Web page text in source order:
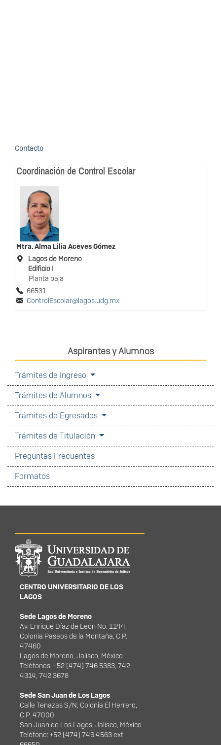
Contacto
Coordinación de Control Escolar
Mtra.Alma Lilia Aceves Gómez
Lagos de Moreno
Edificio I
Planta baja
66531
ControlEscolar@lagos.udg.mx
Aspirantes y Alumnos
Trámites de Ingreso
Trámites de Alumnos
Trámites de Egresados
Trámites de Titulación
Preguntas Frecuentes
Formatos
Información del
portal
CENTRO UNIVERSITARIO DE LOS
LAGOS
Sede Lagos de Moreno
Av. Enrique Díaz de León No. 1144,
Colonia Paseos de la Montaña, C.P.
47460
Lagos de Moreno, Jalisco, México
Teléfonos: +52 (474) 746 5383, 742
4314, 742 3678
Sede San Juan de Los Lagos
Calle Tenazas S/N, Colonia El Herrero,
C.P. 47000
San Juan de Los Lagos, Jalisco, México
Teléfono: +52 (474) 746 4563 ext